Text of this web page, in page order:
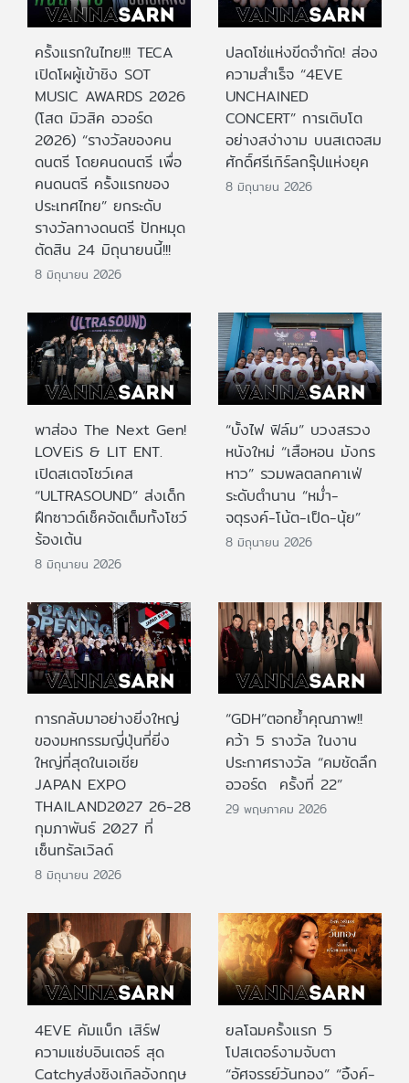
ครั้งแรกในไทย!!! TECA
เปิดโผผู้เข้าชิง SOT
MUSIC AWARDS 2026
(โสต มิวสิค อวอร์ด
2026) “รางวัลของคน
ดนตรี โดยคนดนตรี เพื่อ
คนดนตรี ครั้งแรกของ
ประเทศไทย” ยกระดับ
รางวัลทางดนตรี ปักหมุด
ตัดสิน 24 มิถุนายนนี้!!!
8 มิถุนายน 2026
ปลดโซ่แห่งขีดจำกัด! ส่อง
ความสำเร็จ “4EVE
UNCHAINED
CONCERT” การเติบโต
อย่างสง่างาม บนสเตจสม
ศักดิ์ศรีเกิร์ลกรุ๊ปแห่งยุค
8 มิถุนายน 2026
พาส่อง The Next Gen!
LOVEiS & LIT ENT.
เปิดสเตจโชว์เคส
“ULTRASOUND” ส่งเด็ก
ฝึกซาวด์เช็คจัดเต็มทั้งโชว์
ร้องเต้น
8 มิถุนายน 2026
“บั้งไฟ ฟิล์ม” บวงสรวง
หนังใหม่ “เสือหอน มังกร
หาว” รวมพลตลกคาเฟ่
ระดับตำนาน “หม่ำ-
จตุรงค์-โน้ต-เป็ด-นุ้ย”
8 มิถุนายน 2026
การกลับมาอย่างยิ่งใหญ่
ของมหกรรมญี่ปุ่นที่ยิ่ง
ใหญ่ที่สุดในเอเชีย
JAPAN EXPO
THAILAND2027 26-28
กุมภาพันธ์ 2027 ที่
เซ็นทรัลเวิลด์
8 มิถุนายน 2026
“GDH”ตอกย้ำคุณภาพ!!
คว้า 5 รางวัล ในงาน
ประกาศรางวัล “คมชัดลึก
อวอร์ด ครั้งที่ 22”
29 พฤษภาคม 2026
4EVE คัมแบ็ก เสิร์ฟ
ความแซ่บอินเตอร์ สุด
Catchyส่งซิงเกิลอังกฤษ
ยลโฉมครั้งแรก 5
โปสเตอร์งามจับตา
“อัศจรรย์วันทอง” “อิ้งค์-